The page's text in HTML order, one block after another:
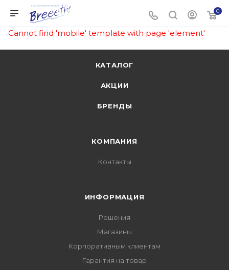
0
Cannot find 'mobile' template with page 'element'
КАТАЛОГ
АКЦИИ
БРЕНДЫ
КОМПАНИЯ
Контакты
ИНФОРМАЦИЯ
Решения
Магазины
Корпоративным клиентам
Гарантия на товар